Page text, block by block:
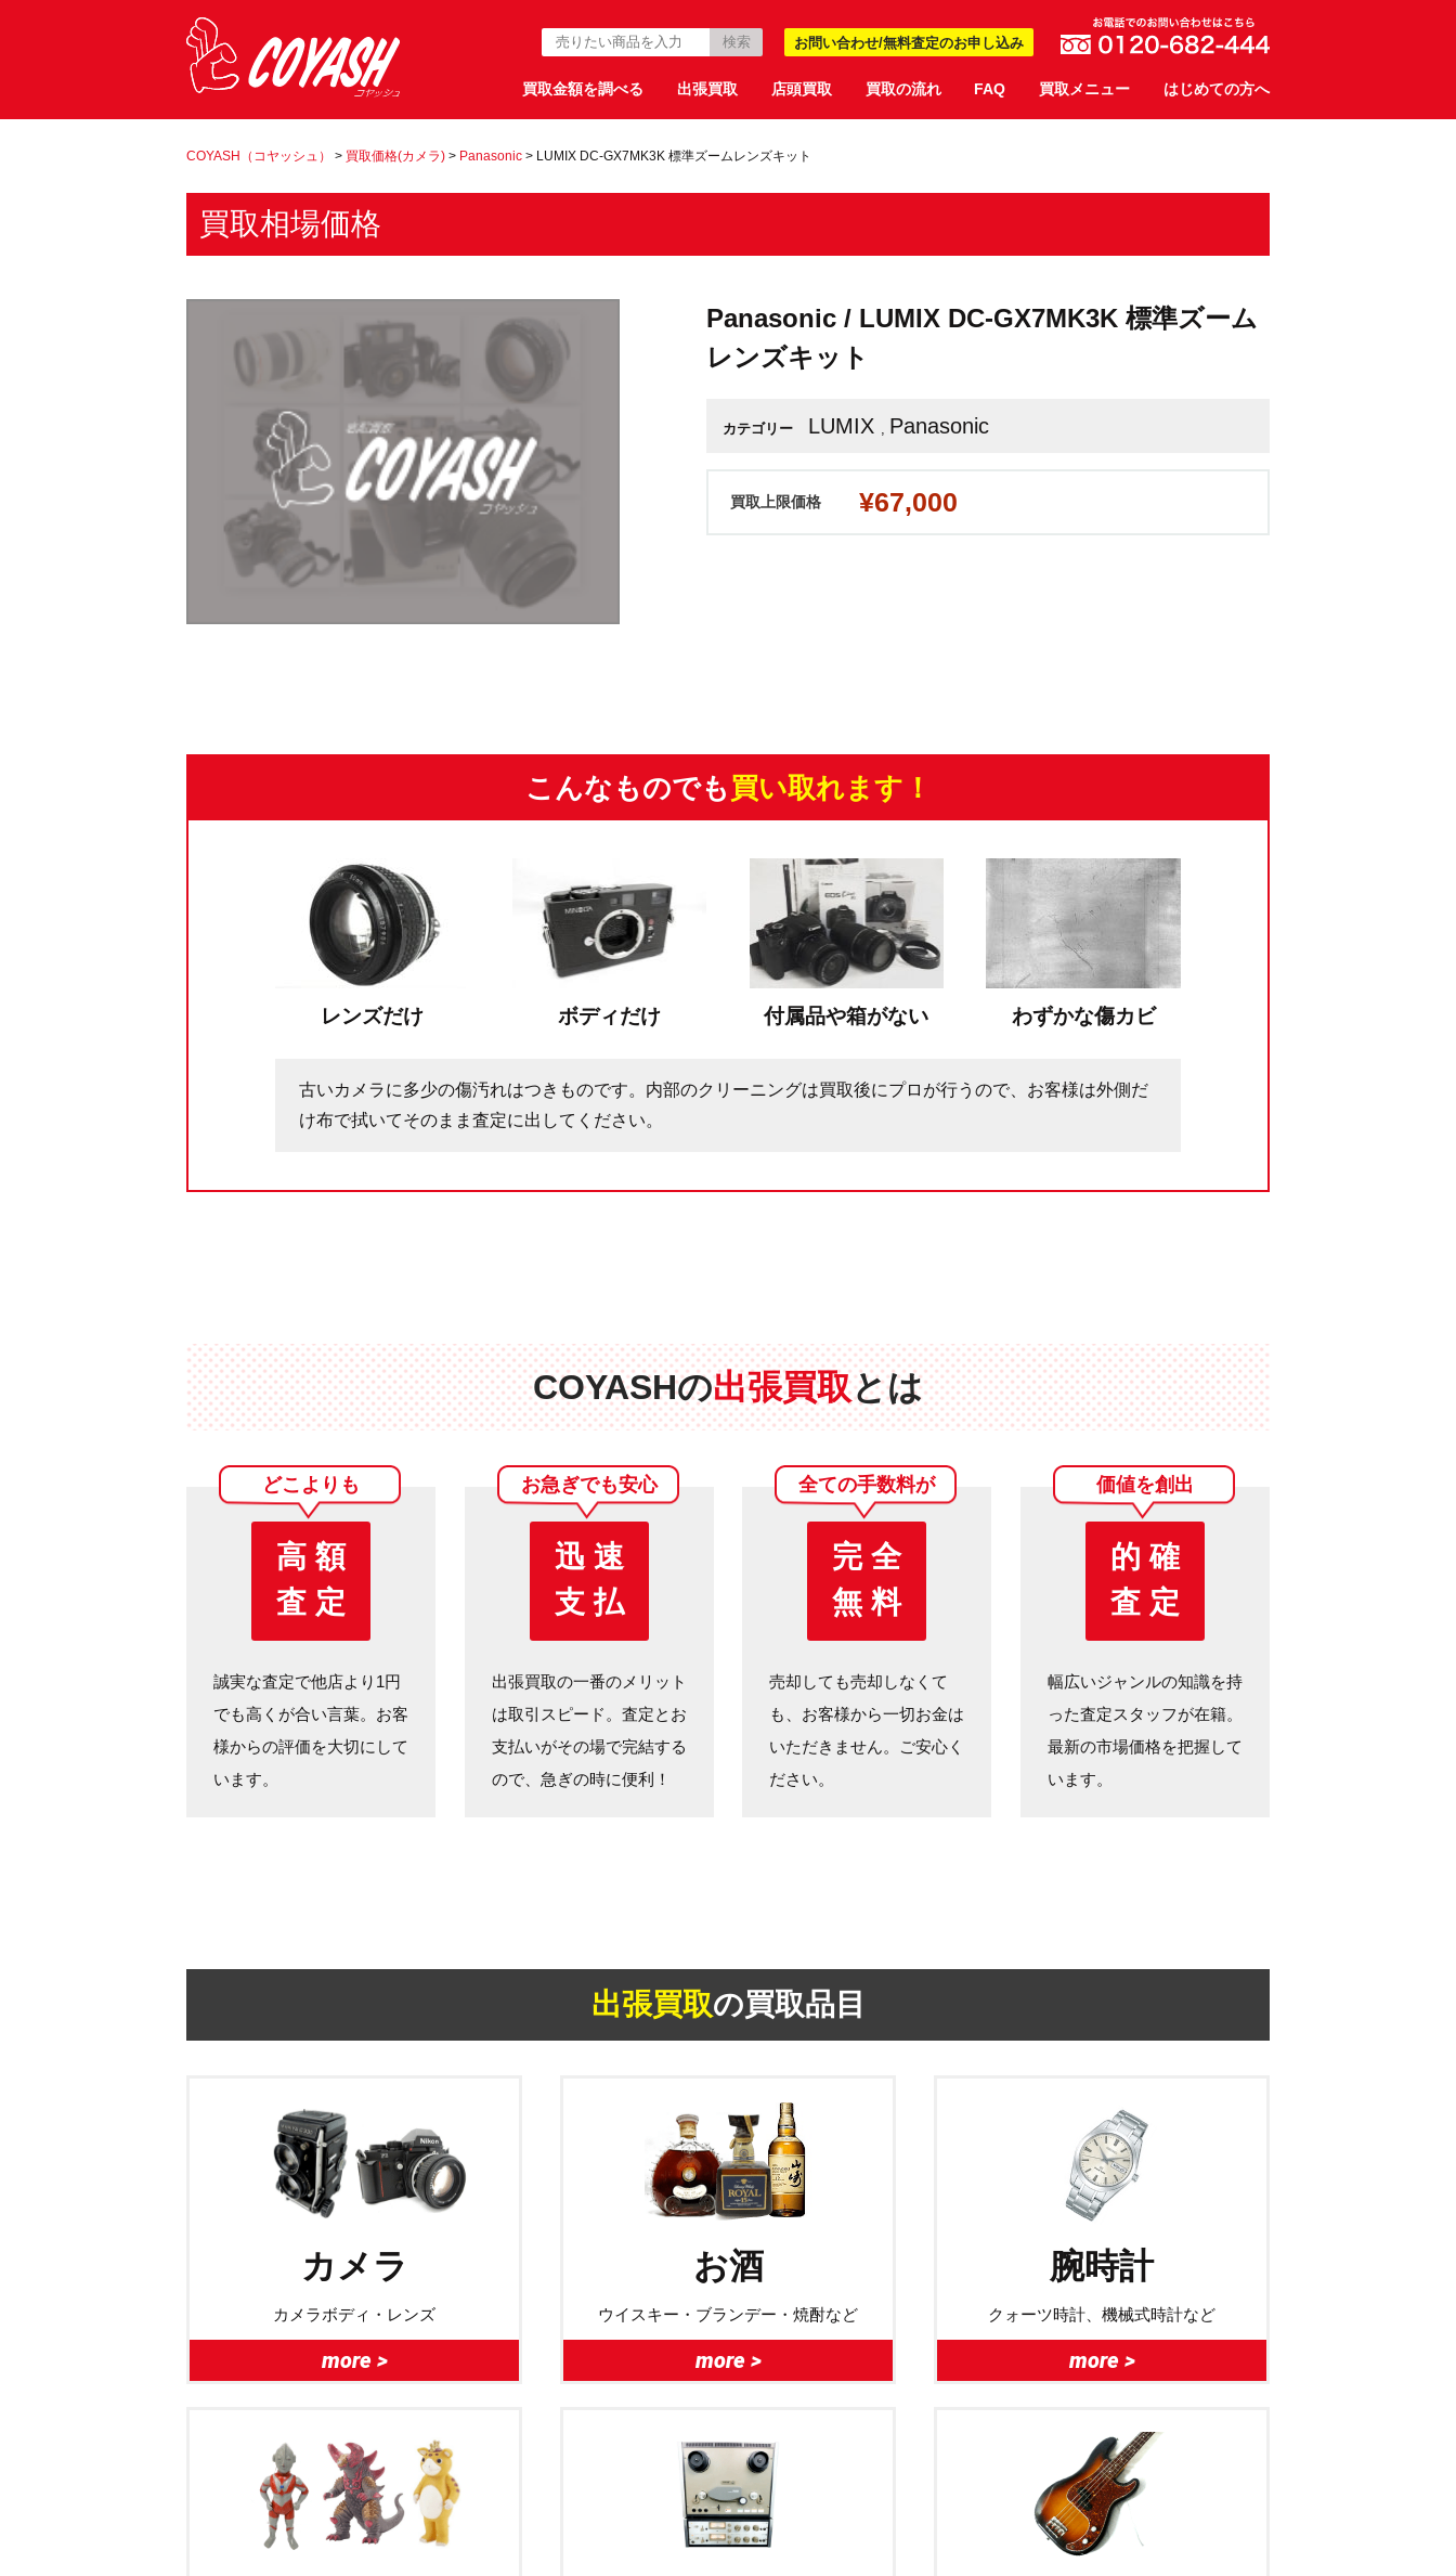
お問い合わせ/無料査定のお申し込み
買取金額を調べる 出張買取 店頭買取 買取の流れ FAQ 買取メニュー はじめての方へ
COYASH（コヤッシュ） > 買取価格(カメラ) > Panasonic > LUMIX DC-GX7MK3K 標準ズームレンズキット
買取相場価格
Panasonic / LUMIX DC-GX7MK3K 標準ズーム
レンズキット
カテゴリー LUMIX , Panasonic
買取上限価格 ¥67,000
こんなものでも 買い取れます！
レンズだけ ボディだけ 付属品や箱がない わずかな傷カビ
古いカメラに多少の傷汚れはつきものです。内部のクリーニングは買取後にプロが行うので、お客様は外側だ
け布で拭いてそのまま査定に出してください。
COYASHの出張買取とは
どこよりも
高 額
査 定
誠実な査定で他店より1円
でも高くが合い言葉。お客
様からの評価を大切にして
います。
お急ぎでも安心
迅 速
支 払
出張買取の一番のメリット
は取引スピード。査定とお
支払いがその場で完結する
ので、急ぎの時に便利！
全ての手数料が
完 全
無 料
売却しても売却しなくて
も、お客様から一切お金は
いただきません。ご安心く
ださい。
価値を創出
的 確
査 定
幅広いジャンルの知識を持
った査定スタッフが在籍。
最新の市場価格を把握して
います。
出張買取の買取品目
カメラ
カメラボディ・レンズ
more >
お酒
ウイスキー・ブランデー・焼酎など
more >
腕時計
クォーツ時計、機械式時計など
more >